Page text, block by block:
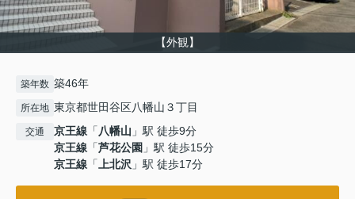
【外観】
築年数 築46年
所在地 東京都世田谷区八幡山３丁目
交通 京王線 「八幡山 」駅 徒歩9分
京王線 「芦花公園 」駅 徒歩15分
京王線 「上北沢 」駅 徒歩17分